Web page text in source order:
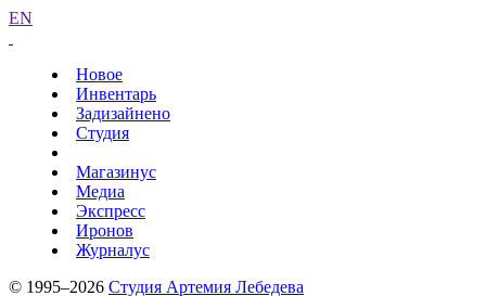
EN
Новое
Инвентарь
Задизайнено
Студия
Магазинус
Медиа
Экспресс
Иронов
Журналус
© 1995–2026 Студия Артемия Лебедева